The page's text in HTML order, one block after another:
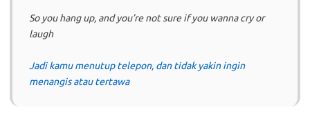
So you hang up, and you’re not sure if you wanna cry or
laugh
Jadi kamu menutup telepon, dan tidak yakin ingin
menangis atau tertawa